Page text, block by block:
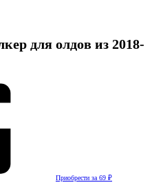
для олдов из 2018-
Приобрести за 69 ₽